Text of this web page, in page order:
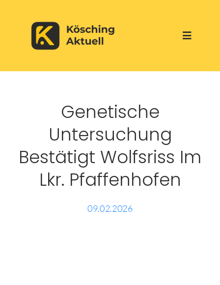
content
Toggle
Werbepartner
Genetische
Untersuchung
Bestätigt Wolfsriss Im
Lkr. Pfaffenhofen
09.02.2026